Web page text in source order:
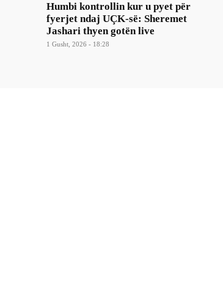
Humbi kontrollin kur u pyet për
fyerjet ndaj UÇK-së: Sheremet
Jashari thyen gotën live
1 Gusht, 2026 - 18:28